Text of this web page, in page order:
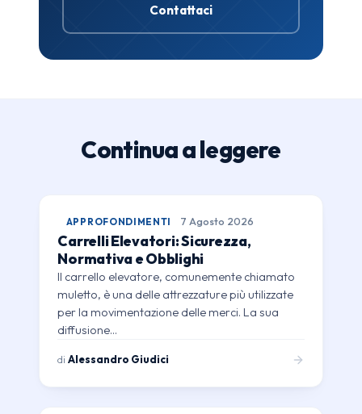
Contattaci
Continua a leggere
APPROFONDIMENTI 7 Agosto 2026
Carrelli Elevatori: Sicurezza,
Normativa e Obblighi
Il carrello elevatore, comunemente chiamato
muletto, è una delle attrezzature più utilizzate
per la movimentazione delle merci. La sua
diffusione…
diAlessandro Giudici